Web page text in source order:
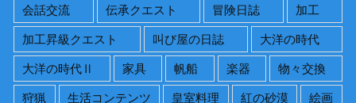
会話交流
伝承クエスト 冒険日誌
加工
加工昇級クエスト
叫び屋の日誌
大洋の時代
大洋の時代Ⅱ
家具 帆船 楽器
物々交換
狩猟
生活コンテンツ 皇室料理 紅の砂漠
絵画